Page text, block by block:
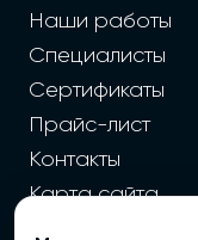
Наши работы
Специалисты
Сертификаты
Прайс-лист
Контакты
Карта сайта